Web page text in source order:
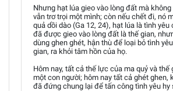
Nhưng hạt lúa gieo vào lòng đất mà
vẫn trơ trọi một mình; còn nếu chết đi, nó
quả dồi dào (Ga 12, 24), hạt lúa là tình yêu
đã được gieo vào lòng đất là thế gian,
dùng ghen ghét, hận thù để loại bỏ tình
gian, ra khỏi tâm hồn của họ.
Hôm nay, tất cả thế lực của ma quỷ và thế
một con người; hôm nay tất cả ghét ghen,
đã đứng chung lại để tấn công tình yêu